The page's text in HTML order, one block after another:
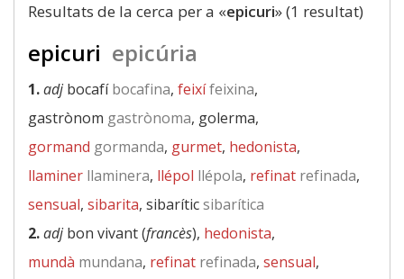
Resultats de la cerca per a «epicuri» (1 resultat)
epicuri epicúria
1.adjbocafíbocafina, feixífeixina,
gastrònom gastrònoma, golerma,
gormand gormanda, gurmet, hedonista,
llaminer llaminera, llépol llépola, refinat refinada,
sensual, sibarita, sibaríticsibarítica
2.adjbon vivant (francès), hedonista,
mundà mundana, refinat refinada, sensual,